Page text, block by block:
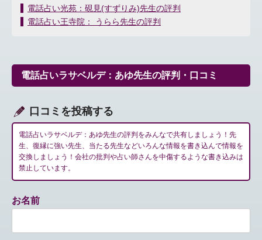
投
稿
ー
シ
ン
電話占い光苑：硯見(すずりみ)先生の評判
電話占い王寺院： うらら先生の評判
電話占いラサベルデ：あゆ先生の評判・口コミ
口コミを投稿する
電話占いラサベルデ：あゆ先生の評判をみんなで共有しましょう！先
生、復縁に強い先生、当たる先生などいろんな情報を書き込んで情報を
交換しましょう！会社の批判や占い師さんを中傷するような書き込みは
禁止しています。
お名前